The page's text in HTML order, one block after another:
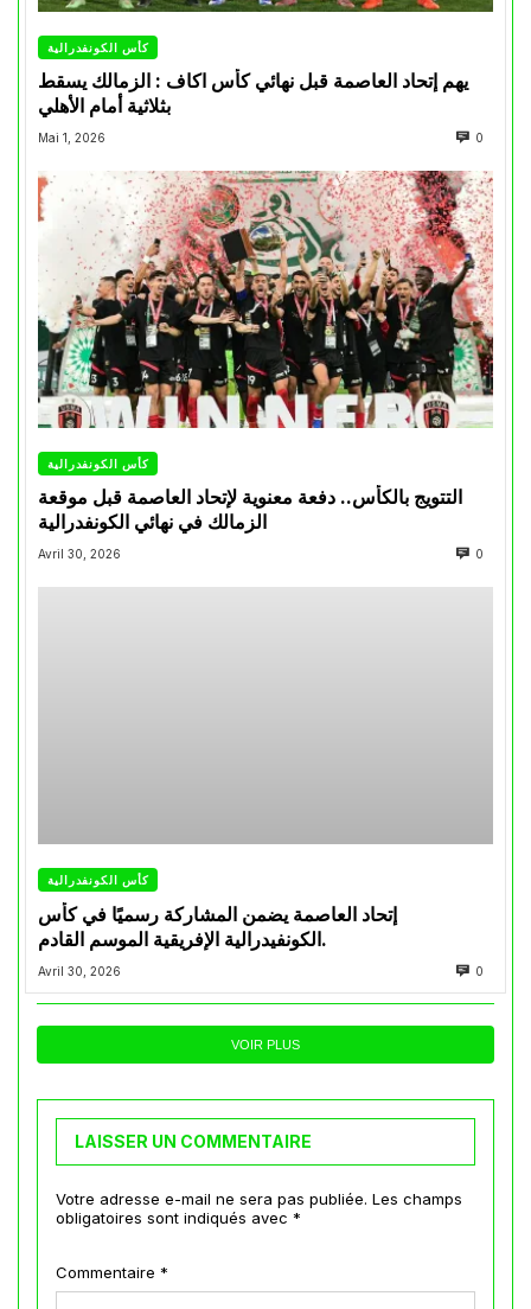
كأس الكونفدرالية
يهم إتحاد العاصمة قبل نهائي كأس اكاف : الزمالك يسقط
Mai 1, 2026 0
كأس الكونفدرالية
التتويج بالكأس.. دفعة معنوية لإتحاد العاصمة قبل موقعة
الزمالك في نهائي الكونفدرالية
Avril 30, 2026 0
كأس الكونفدرالية
إتحاد العاصمة يضمن المشاركة رسميًا في كأس
الكونفيدرالية الإفريقية الموسم القادم.
Avril 30, 2026 0
VOIR PLUS
LAISSER UN COMMENTAIRE
Votre adresse e-mail ne sera pas publiée. Les champs
obligatoires sont indiqués avec *
Commentaire *